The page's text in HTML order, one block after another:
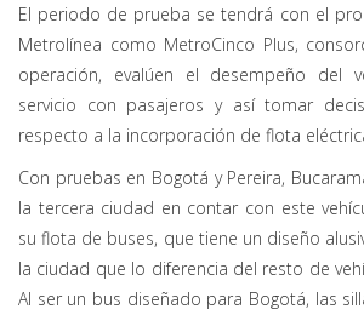
El periodo de prueba se tendrá con el
Metrolínea como MetroCinco Plus,
operación, evalúen el desempeño del
servicio con pasajeros y así tomar
respecto a la incorporación de flota
Con pruebas en Bogotá y Pereira,
la tercera ciudad en contar con este
su flota de buses, que tiene un diseño
la ciudad que lo diferencia del resto de
Al ser un bus diseñado para Bogotá, las